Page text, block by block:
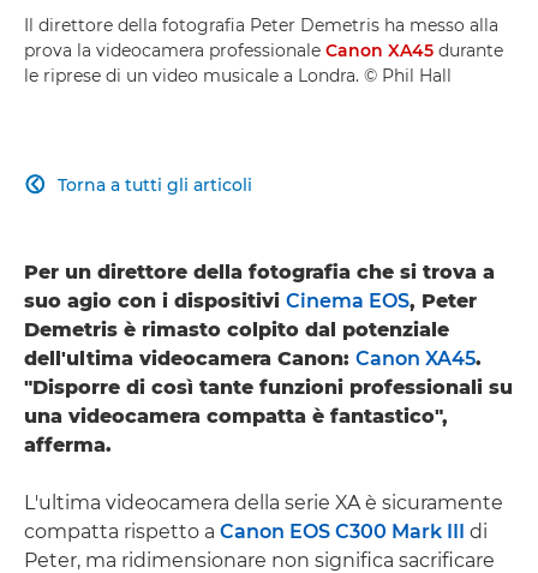
Il direttore della fotografia Peter Demetris ha messo alla
prova la videocamera professionale Canon XA45 durante
le riprese di un video musicale a Londra. © Phil Hall
Torna a tutti gli articoli

Per un direttore della fotografia che si trova a
suo agio con i dispositivi Cinema EOS, Peter
Demetris è rimasto colpito dal potenziale
dell'ultima videocamera Canon: Canon XA45.
"Disporre di così tante funzioni professionali su
una videocamera compatta è fantastico",
afferma.
L'ultima videocamera della serie XA è sicuramente
compatta rispetto a Canon EOS C300 Mark III di
Peter, ma ridimensionare non significa sacrificare